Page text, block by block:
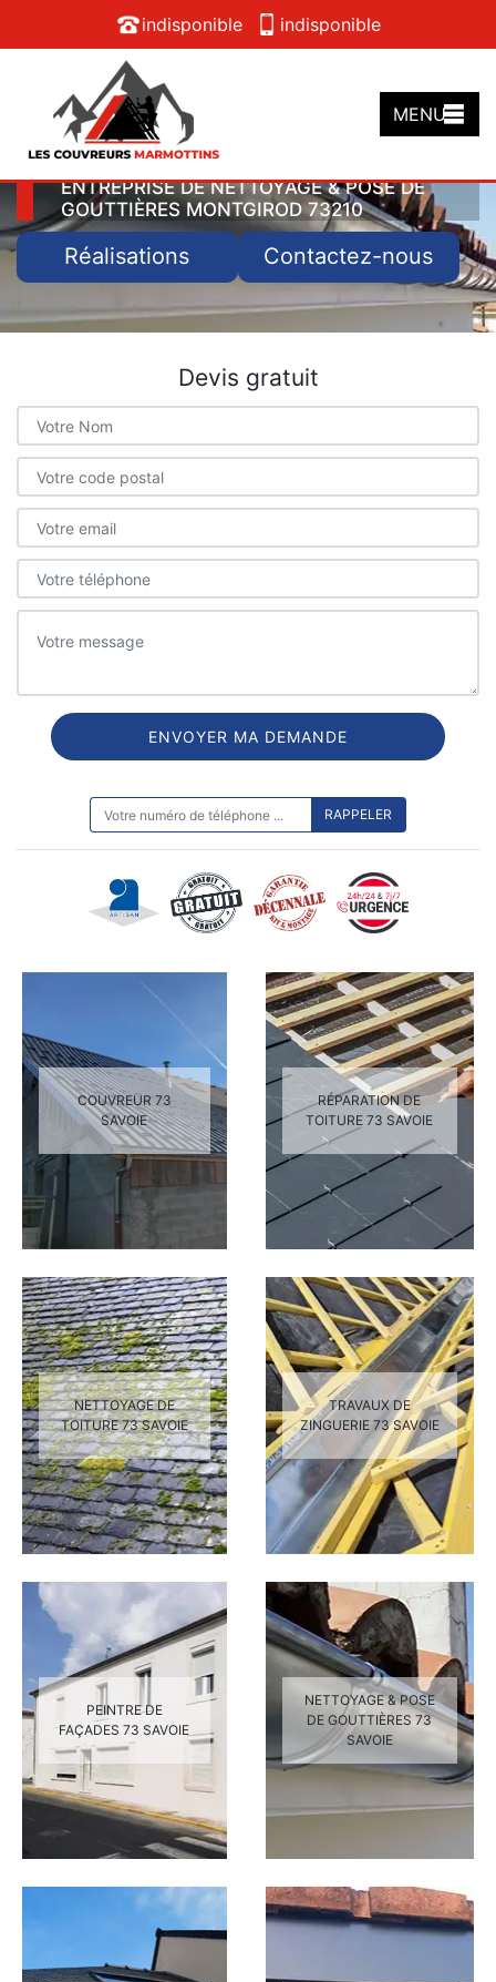
indisponible indisponible
MENU
ENTREPRISE DE NETTOYAGE & POSE DE
GOUTTIÈRES MONTGIROD 73210
Réalisations Contactez-nous
Devis gratuit
COUVREUR 73
SAVOIE
RÉPARATION DE
TOITURE 73 SAVOIE
NETTOYAGE DE
TOITURE 73 SAVOIE
TRAVAUX DE
ZINGUERIE 73 SAVOIE
PEINTRE DE
FAÇADES 73 SAVOIE
NETTOYAGE & POSE
DE GOUTTIÈRES 73
SAVOIE